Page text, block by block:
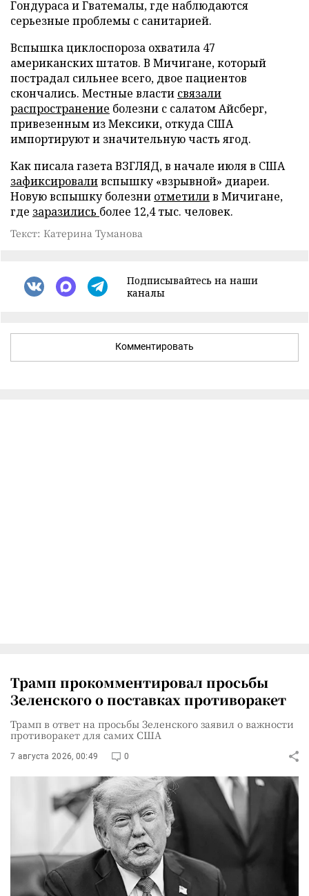
Гондураса и Гватемалы, где наблюдаются
серьезные проблемы с санитарией.
Вспышка циклоспороза охватила 47
американских штатов. В Мичигане, который
пострадал сильнее всего, двое пациентов
скончались. Местные власти связали
распространение болезни с салатом Айсберг,
привезенным из Мексики, откуда США
импортируют и значительную часть ягод.
Как писала газета ВЗГЛЯД, в начале июля в США
зафиксироваливспышку «взрывной» диареи.
Новую вспышку болезни отметилив Мичигане,
где заразились более 12,4 тыс. человек.
Текст: Катерина Туманова
Подписывайтесь на наши
каналы
Комментировать
Трамп прокомментировал просьбы
Зеленского о поставках противоракет
Трамп в ответ на просьбы Зеленского заявил о важности
противоракет для самих США
7 августа 2026, 00:49 0